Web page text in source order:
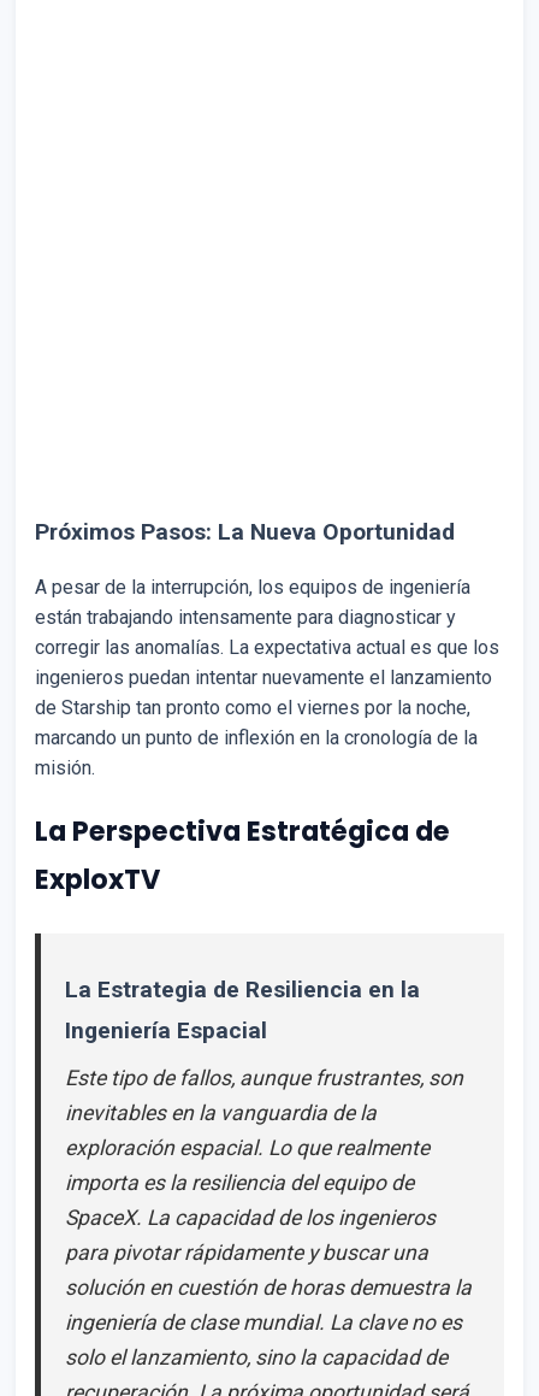
Próximos Pasos: La Nueva Oportunidad
A pesar de la interrupción, los equipos de ingeniería
están trabajando intensamente para diagnosticar y
corregir las anomalías. La expectativa actual es que los
ingenieros puedan intentar nuevamente el lanzamiento
de Starship tan pronto como el viernes por la noche,
marcando un punto de inflexión en la cronología de la
misión.
La Perspectiva Estratégica de
ExploxTV
La Estrategia de Resiliencia en la
Ingeniería Espacial
Este tipo de fallos, aunque frustrantes, son
inevitables en la vanguardia de la
exploración espacial. Lo que realmente
importa es la resiliencia del equipo de
SpaceX. La capacidad de los ingenieros
para pivotar rápidamente y buscar una
solución en cuestión de horas demuestra la
ingeniería de clase mundial. La clave no es
solo el lanzamiento, sino la capacidad de